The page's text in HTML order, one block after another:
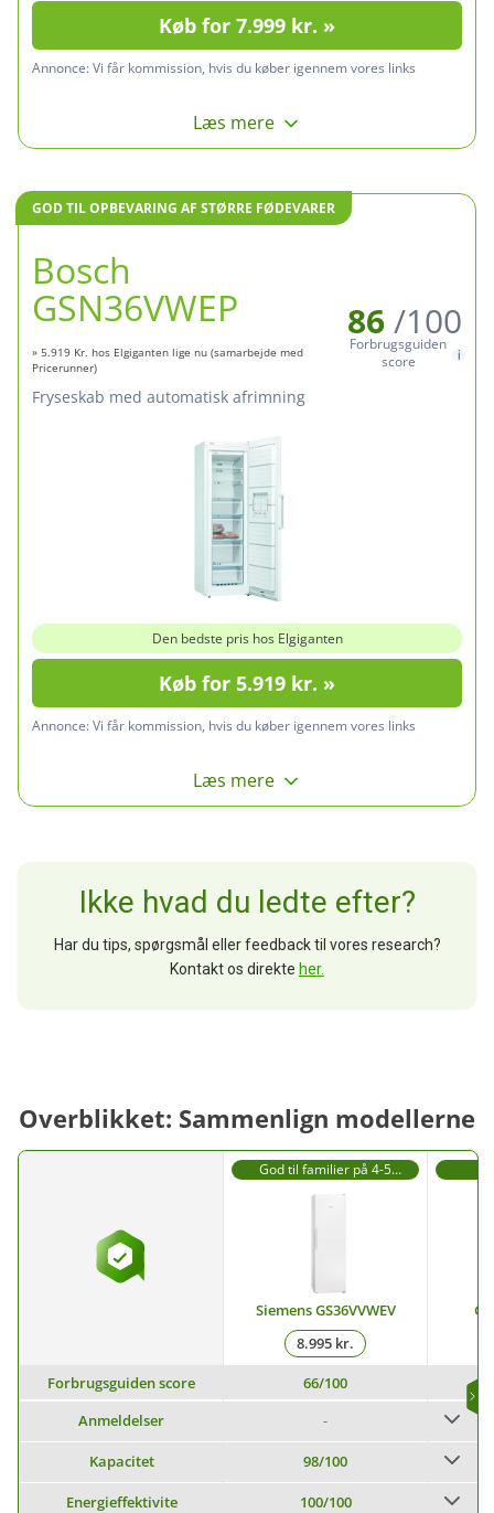
Køb for 7.999 kr. »
Annonce:Vi får kommission, hvis du køber igennem vores links
Læs mere
GOD TIL OPBEVARING AF STØRRE FØDEVARER
Bosch
GSN36VWEP
» 5.919 Kr. hos Elgiganten lige nu (samarbejde med
Pricerunner)
fryseskab med automatisk afrimning
86/100
Forbrugsguiden
score
Den bedste pris hos Elgiganten
Køb for 5.919 kr. »
Annonce:Vi får kommission, hvis du køber igennem vores links
Læs mere
Ikke hvad du ledte efter?
Har du tips, spørgsmål eller feedback til vores research?
Kontakt os direkte her.
Overblikket: Sammenlign modellerne
God til familier på 4-5
Siemens GS36VVWEV
8.995 kr.
Forbrugsguiden score 66/100
Anmeldelser
-
Kapacitet 98/100
Energieffektivite 100/100